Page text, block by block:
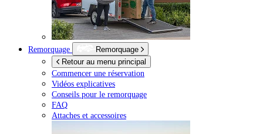
Remorquage
Remorquage
Retour au menu principal
Commencer une réservation
Vidéos explicatives
Conseils pour le remorquage
FAQ
Attaches et accessoires